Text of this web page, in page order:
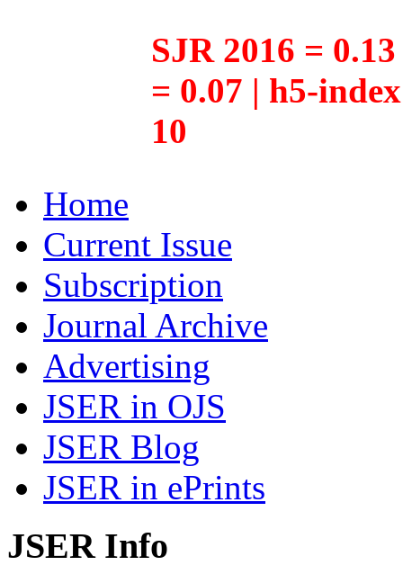
SJR 2016 =
= 0.07 | h5-
10
Home
Current Issue
Subscription
Journal Archive
Advertising
JSER in OJS
JSER Blog
JSER in ePrints
JSER Info